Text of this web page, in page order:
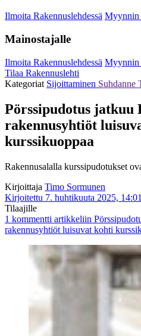
Ilmoita Rakennuslehdessä Myynnin
Mainostajalle
Ilmoita Rakennuslehdessä Myynnin
Tilaa Rakennuslehti
Kategoriat Sijoittaminen Suhdanne
Pörssipudotus jatkuu
rakennusyhtiöt
kurssikuoppaa
Rakennusalalla kurssipudotukset
Kirjoittaja Timo Sormunen
Kirjoitettu 7. huhtikuuta 2025, 14:01
Tilaajille
1 kommentti artikkeliin
rakennusyhtiöt luisuvat kohti